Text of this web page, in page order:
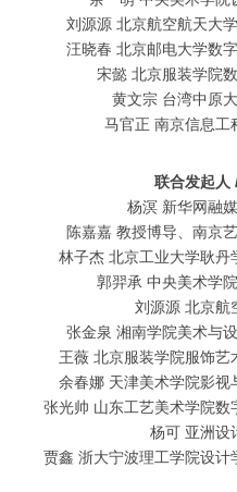
刘源源 北京航空航天大
汪晓春 北京邮电大学数
宋懿 北京服装学院
黄文宗 台湾中原
马官正 南京信息工
联合发起
杨溟 新华网融
陈嘉嘉 教授博导、南京
林子杰 北京工业大学耿丹
郭羿承 中央美术学
刘源源 北京航
张金泉 湘南学院美术与
王薇 北京服装学院服饰
余春娜 天津美术学院影视
张光帅 山东工艺美术学院
杨可 亚洲设
贾鑫 浙大宁波理工学院设